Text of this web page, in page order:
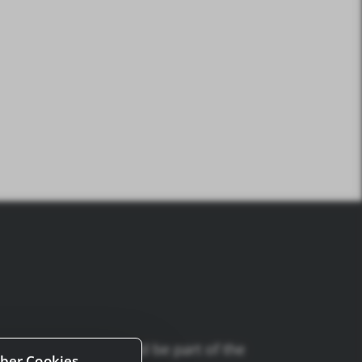
Come on and be part of the